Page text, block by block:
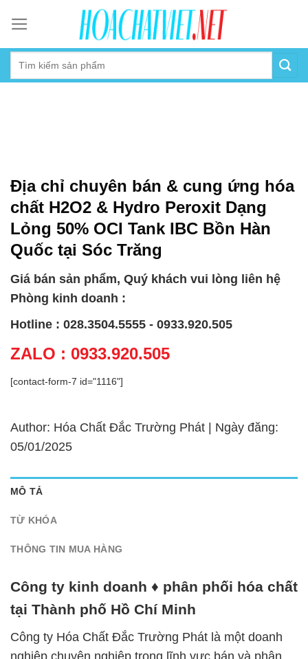
content
Địa chỉ chuyên bán & cung ứng hóa
chất H2O2 & Hydro Peroxit Dạng
Lỏng 50% OCI Tank IBC Bồn Hàn
Quốc tại Sóc Trăng
Giá bán sản phẩm, Quý khách vui lòng liên hệ
Phòng kinh doanh :
Hotline : 028.3504.5555 - 0933.920.505
ZALO : 0933.920.505
[contact-form-7 id="1116"]
Author: Hóa Chất Đắc Trường Phát | Ngày đăng:
05/01/2025
MÔ TẢ
TỪ KHÓA
THÔNG TIN MUA HÀNG
Công ty kinh doanh ♦ phân phối hóa chất
tại Thành phố Hồ Chí Minh
Công ty Hóa Chất Đắc Trường Phát là một doanh